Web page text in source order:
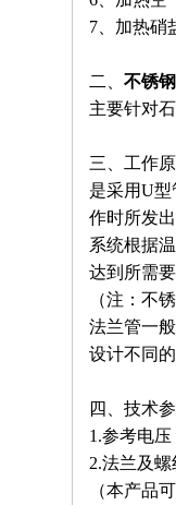
7、加热硝
二、 不锈
主要针对
三、工作
是采用U
作时所发
系统根据
达到所需
（注：不
法兰管一
设计不同
四、技术
1.参考电
2.法兰及
（本产品